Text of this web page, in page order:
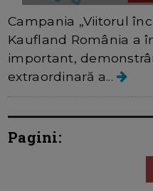
Campania „Viitorul
Kaufland România a
important,
extraordinară a...
Pagini: